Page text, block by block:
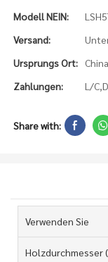
Modell NEIN:
Versand:
Ursprungs Ort:
China
Zahlungen:
L/
Share with:
Verwenden Sie
Holzdurchmesser